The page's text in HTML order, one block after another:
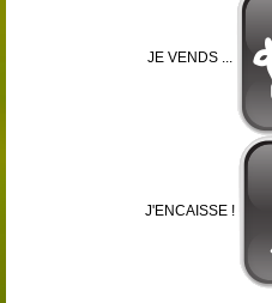
JE VENDS ...
J'ENCAISSE !